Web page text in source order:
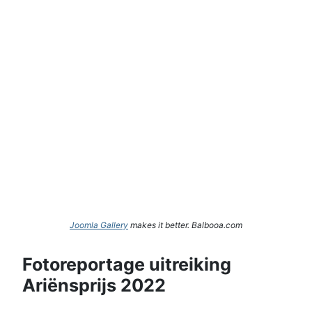
Joomla Gallery makes it better. Balbooa.com
Fotoreportage uitreiking
Ariënsprijs 2022